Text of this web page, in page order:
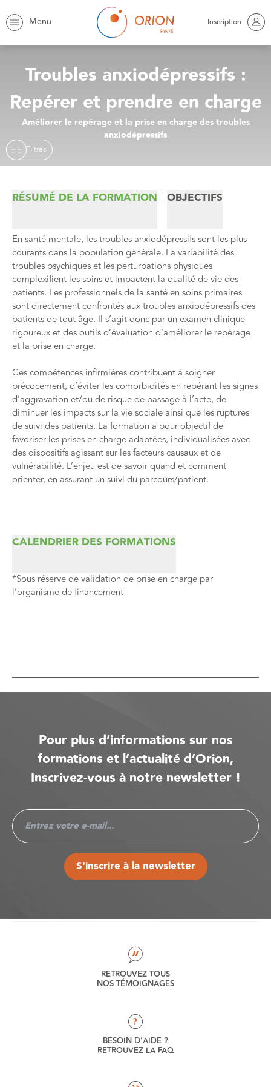
Menu Inscription
Orion Trouver une formation Psychiatrie
Troubles anxiodépressifs :
Repérer et prendre en charge
Améliorer le repérage et la prise en charge des troubles
anxiodépressifs
RÉSUMÉ DE LA FORMATION OBJECTIFS
En santé mentale, les troubles anxiodépressifs sont les plus
courants dans la population générale. La variabilité des
troubles psychiques et les perturbations physiques
complexifient les soins et impactent la qualité de vie des
patients. Les professionnels de la santé en soins primaires
sont directement confrontés aux troubles anxiodépressifs des
patients de tout âge. Il s’agit donc par un examen clinique
rigoureux et des outils d’évaluation d’améliorer le repérage
et la prise en charge.
Ces compétences infirmières contribuent à soigner
précocement, d’éviter les comorbidités en repérant les signes
d’aggravation et/ou de risque de passage à l’acte, de
diminuer les impacts sur la vie sociale ainsi que les ruptures
de suivi des patients. La formation a pour objectif de
favoriser les prises en charge adaptées, individualisées avec
des dispositifs agissant sur les facteurs causaux et de
vulnérabilité. L’enjeu est de savoir quand et comment
orienter, en assurant un suivi du parcours/patient.
CALENDRIER DES FORMATIONS
*Sous réserve de validation de prise en charge par
l’organisme de financement
Pour plus d’informations sur nos
formations et l’actualité d’Orion,
Inscrivez-vous à notre newsletter !
S'inscrire à la newsletter
RETROUVEZ TOUS
NOS TÉMOIGNAGES
?
BESOIN D'AIDE ?
RETROUVEZ LA FAQ
Filtres